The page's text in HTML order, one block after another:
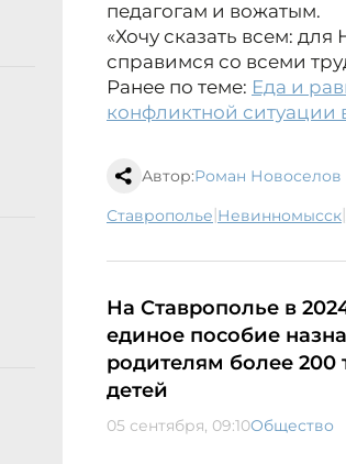
педагогам и вожатым.
«Хочу сказать всем:
справимся со всеми
Ранее по теме: Еда и
конфликтной ситуации
Автор:Роман Новоселов
Ставрополье| Невинномысск|
На Ставрополье в
единое пособие
родителям более 200
детей
05 сентября, 09:10Общество